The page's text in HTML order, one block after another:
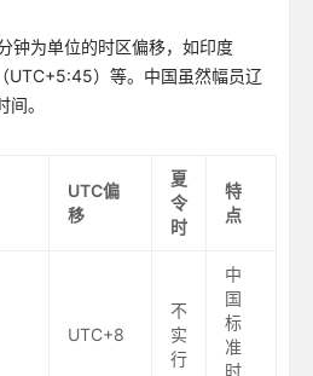
钟为单位的时区偏移，如印度
UTC+5:45）等。中国虽然幅员辽
。
UTC偏
移
夏
令
时
特
点
UTC+8
不
实
行
中
国
标
准
时